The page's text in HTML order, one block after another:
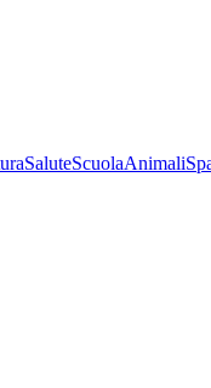
SaluteScuolaAnimali